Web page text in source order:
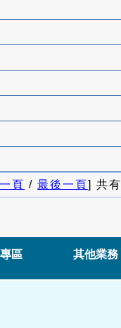
頁 / 最後一頁] 共有
區 其他業務